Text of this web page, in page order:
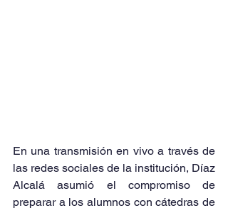
En una transmisión en vivo a través de
las redes sociales de la institución, Díaz
Alcalá asumió el compromiso de
preparar a los alumnos con cátedras de